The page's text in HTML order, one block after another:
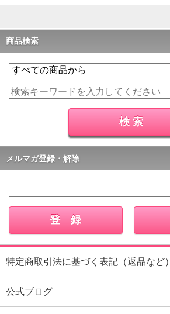
商品検索
メルマガ登録・解除
特定商取引法に基づく表記（返品など）
公式ブログ